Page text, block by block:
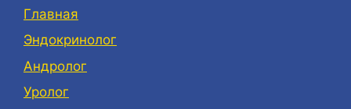
Главная
Эндокринолог
Андролог
Уролог